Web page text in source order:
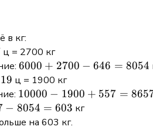
в кг:
ц = 2700 кг
6000
+
2700
-
646
6000 + 2700 − 646 = 8054
19
19 ц = 1900 кг
10000
-
1900
10000 − 1900 + 557 =
− 8054 = 603 кг
на 603 кг.